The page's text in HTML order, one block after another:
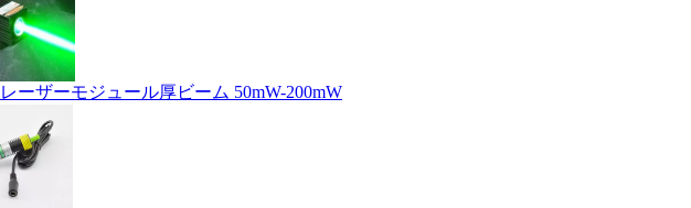
ーザーモジュール厚ビーム 50mW-200mW